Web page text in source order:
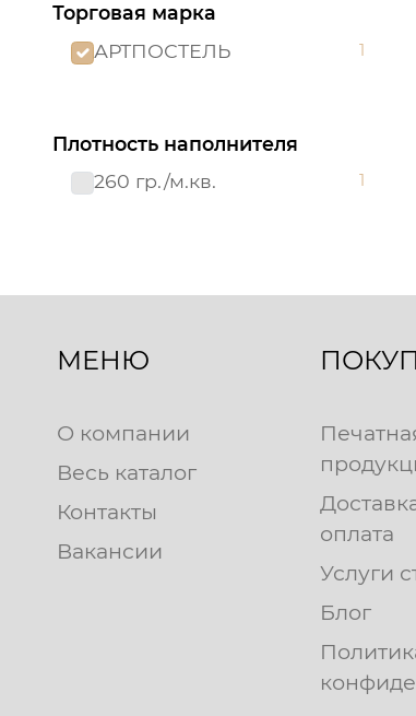
Торговая марка
АРТПОСТЕЛЬ
1
Плотность наполнителя
260 гр./м.кв.
1
МЕНЮ
О компании
Весь каталог
Контакты
Вакансии
оплата
Услуги
Блог